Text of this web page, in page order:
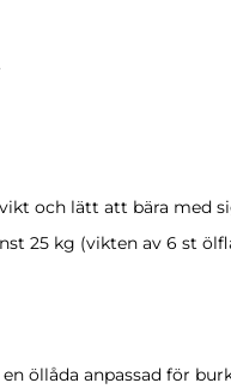
och lätt att bära med
25 kg (vikten av 6 st
öllåda anpassad för